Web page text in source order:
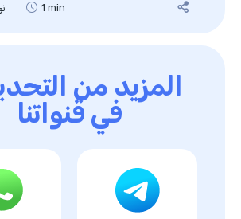
1 min
المزيد من
في قنواتنا